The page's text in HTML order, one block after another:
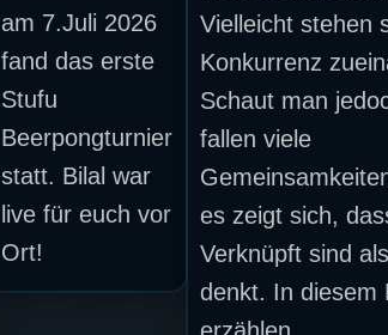
am 7.Juli 2026
fand das erste
Stufu
Beerpongturnier
statt. Bilal war
live für euch vor
Ort!
Vielleicht stehen
Konkurrenz
Schaut man
fallen viele
es zeigt sich,
Verknüpft sind
denkt. In diesem